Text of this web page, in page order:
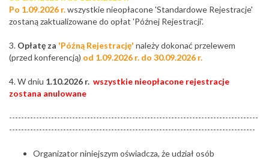
Po 1.09.2026 r.wszystkie nieopłacone 'Standardowe Rejestracje'
zostaną zaktualizowane do opłat 'Późnej Rejestracji'.
3. Opłatę za 'Późną Rejestrację' należy dokonać przelewem
(przed konferencją) od 1.09.2026 r. do 30.09.2026 r.
4. W dniu 1.10.2026 r. wszystkie nieopłacone rejestracje
zostana anulowane
-----------------------------------------------------------------------------------
----------------------------------------------------------------------------------
Organizator niniejszym oświadcza, że udział osób